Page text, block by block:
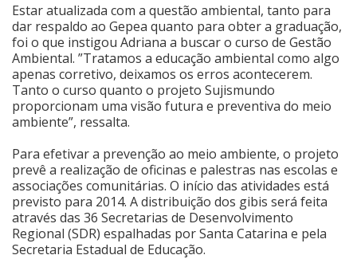
Estar atualizada com a questão ambiental, tanto para
dar respaldo ao Gepea quanto para obter a graduação,
foi o que instigou Adriana a buscar o curso de Gestão
Ambiental. ”Tratamos a educação ambiental como algo
apenas corretivo, deixamos os erros acontecerem.
Tanto o curso quanto o projeto Sujismundo
proporcionam uma visão futura e preventiva do meio
ambiente”, ressalta.
Para efetivar a prevenção ao meio ambiente, o projeto
prevê a realização de oficinas e palestras nas escolas e
associações comunitárias. O início das atividades está
previsto para 2014. A distribuição dos gibis será feita
através das 36 Secretarias de Desenvolvimento
Regional (SDR) espalhadas por Santa Catarina e pela
Secretaria Estadual de Educação.